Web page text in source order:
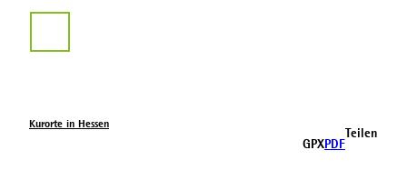
Kurorte in Hessen
GPXPDF
Teilen